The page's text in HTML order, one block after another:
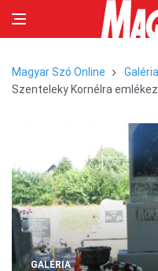
Magyar Szó Online
Galéria
Szenteleky Kornélra
GALÉRIA